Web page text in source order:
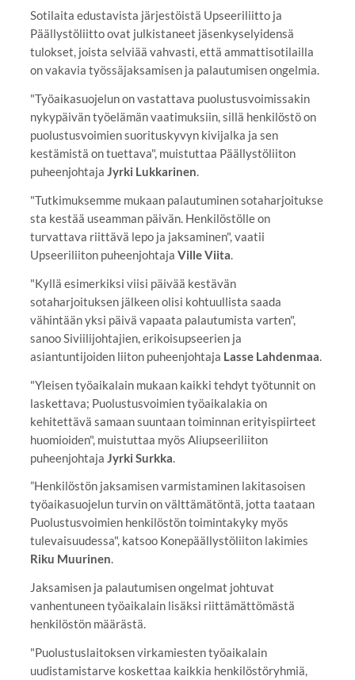
Sotilaita edustavista järjestöistä Upseeriliitto ja
Päällystöliitto ovat julkistaneet jäsenkyselyidensä
tulokset, joista selviää vahvasti, että ammattisotilailla
on vakavia työssäjaksamisen ja palautumisen ongelmia.
"Työaikasuojelun on vastattava puolustusvoimissakin
nykypäivän työelämän vaatimuksiin, sillä henkilöstö on
puolustusvoimien suorituskyvyn kivijalka ja sen
kestämistä on tuettava", muistuttaa Päällystöliiton
puheenjohtaja Jyrki Lukkarinen.
"Tutkimuksemme mukaan palautuminen sotaharjoitukse
sta kestää useamman päivän. Henkilöstölle on
turvattava riittävä lepo ja jaksaminen", vaatii
Upseeriliiton puheenjohtaja Ville Viita.
"Kyllä esimerkiksi viisi päivää kestävän
sotaharjoituksen jälkeen olisi kohtuullista saada
vähintään yksi päivä vapaata palautumista varten",
sanoo Siviilijohtajien, erikoisupseerien ja
asiantuntijoiden liiton puheenjohtaja Lasse Lahdenmaa.
"Yleisen työaikalain mukaan kaikki tehdyt työtunnit on
laskettava; Puolustusvoimien työaikalakia on
kehitettävä samaan suuntaan toiminnan erityispiirteet
huomioiden", muistuttaa myös Aliupseeriliiton
puheenjohtaja Jyrki Surkka
”Henkilöstön jaksamisen varmistaminen lakitasoisen
työaikasuojelun turvin on välttämätöntä, jotta taataan
Puolustusvoimien henkilöstön toimintakyky myös
tulevaisuudessa", katsoo Konepäällystöliiton lakimies
Riku Muurinen.
Jaksamisen ja palautumisen ongelmat johtuvat
vanhentuneen työaikalain lisäksi riittämättömästä
henkilöstön määrästä.
"Puolustuslaitoksen virkamiesten työaikalain
uudistamistarve koskettaa kaikkia henkilöstöryhmiä,